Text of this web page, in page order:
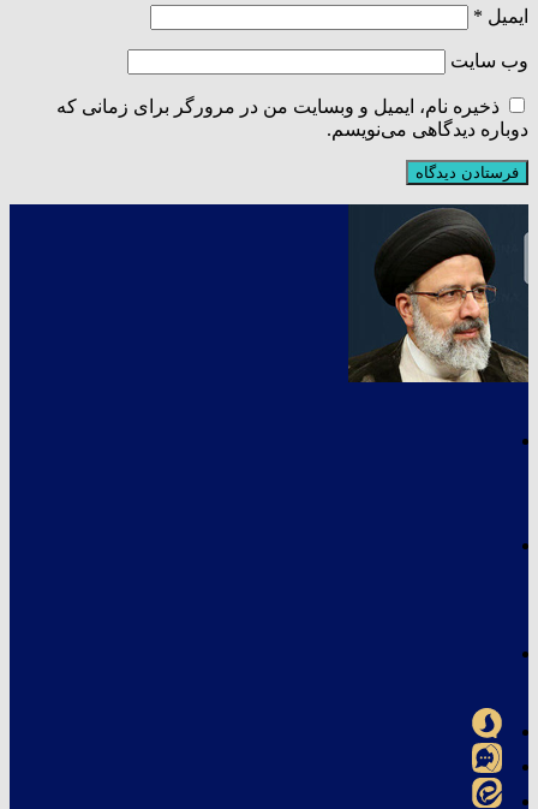
ایمیل *
وب‌ سایت
ذخیره نام، ایمیل و وبسایت من در مرورگر برای زمانی که
دوباره دیدگاهی می‌نویسم.